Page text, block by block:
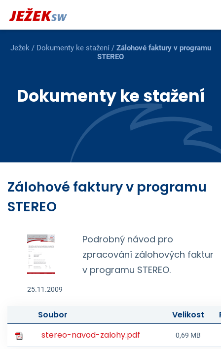
Ježek/ Dokumenty ke stažení/ Zálohové faktury v programu
STEREO
Dokumenty ke stažení
Zálohové faktury v programu
STEREO
25.11.2009
Podrobný návod pro
zpracování zálohových faktur
v programu STEREO.
Soubor Velikost
stereo-navod-zalohy.pdf
0,69 MB